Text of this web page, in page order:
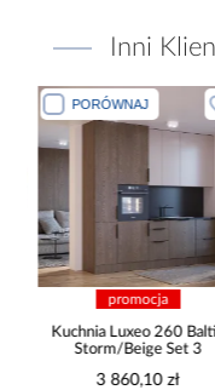
Inni
PORÓWNAJ
promocja
Kuchnia Luxeo 260 Baltic
Storm/Beige Set 3
3 860,10 zł